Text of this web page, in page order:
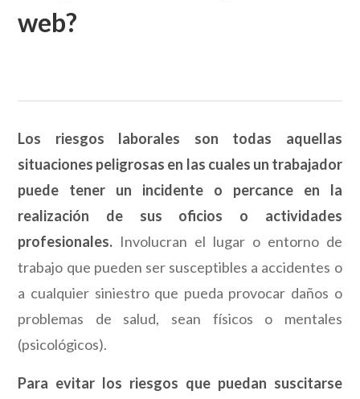
web?
Los riesgos laborales son todas aquellas
situaciones peligrosas en las cuales un trabajador
puede tener un incidente o percance en la
realización de sus oficios o actividades
profesionales. Involucran el lugar o entorno de
trabajo que pueden ser susceptibles a accidentes o
a cualquier siniestro que pueda provocar daños o
problemas de salud, sean físicos o mentales
(psicológicos).
Para evitar los riesgos que puedan suscitarse